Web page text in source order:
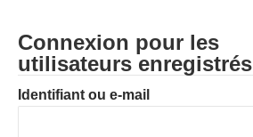
Adhérer à l’association
Adhésion – Coût Sorties
Préparatifs
Connexion pour les
utilisateurs enregistrés
Identifiant ou e-mail